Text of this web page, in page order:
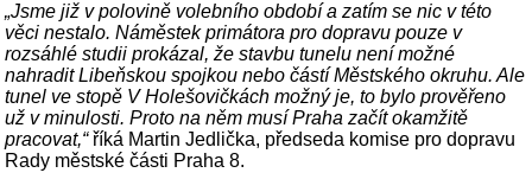
„Jsme již v polovině volebního období a zatím se nic v této
věci nestalo. Náměstek primátora pro dopravu pouze v
rozsáhlé studii prokázal, že stavbu tunelu není možné
nahradit Libeňskou spojkou nebo částí Městského okruhu. Ale
tunel ve stopě V Holešovičkách možný je, to bylo prověřeno
už v minulosti. Proto na něm musí Praha začít okamžitě
pracovat,“říká Martin Jedlička, předseda komise pro dopravu
Rady městské části Praha 8.